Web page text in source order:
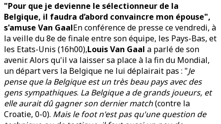
"Pour que je devienne le sélectionneur de la
Belgique, il faudra d’abord convaincre mon épouse",
s'amuse Van GaalEn conférence de presse ce vendredi, à
la veille du 8e de finale entre son équipe, les Pays-Bas, et
les Etats-Unis (16h00),Louis Van Gaal a parlé de son
avenir. Alors qu'il va laisser sa place à la fin du Mondial,
un départ vers la Belgique ne lui déplairait pas : "Je
pense que la Belgique est un très beau pays avec des
gens sympathiques. La Belgique a de grands joueurs, et
elle aurait dû gagner son dernier match(contre la
Croatie, 0-0). Mais le foot n'est pas qu'une question de